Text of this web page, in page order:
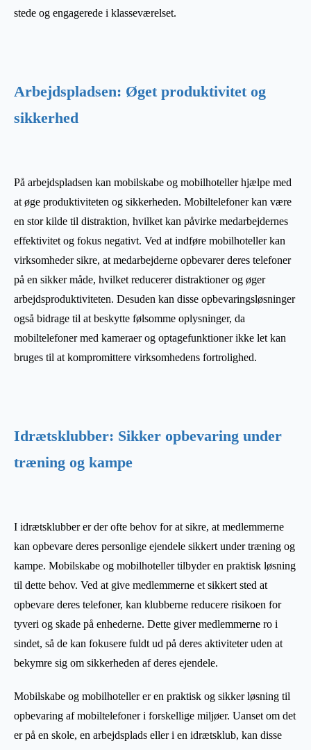
stede og engagerede i klasseværelset.
Arbejdspladsen: Øget produktivitet og
sikkerhed
På arbejdspladsen kan mobilskabe og mobilhoteller hjælpe med
at øge produktiviteten og sikkerheden. Mobiltelefoner kan være
en stor kilde til distraktion, hvilket kan påvirke medarbejdernes
effektivitet og fokus negativt. Ved at indføre mobilhoteller kan
virksomheder sikre, at medarbejderne opbevarer deres telefoner
på en sikker måde, hvilket reducerer distraktioner og øger
arbejdsproduktiviteten. Desuden kan disse opbevaringsløsninger
også bidrage til at beskytte følsomme oplysninger, da
mobiltelefoner med kameraer og optagefunktioner ikke let kan
bruges til at kompromittere virksomhedens fortrolighed.
Idrætsklubber: Sikker opbevaring under
træning og kampe
I idrætsklubber er der ofte behov for at sikre, at medlemmerne
kan opbevare deres personlige ejendele sikkert under træning og
kampe. Mobilskabe og mobilhoteller tilbyder en praktisk løsning
til dette behov. Ved at give medlemmerne et sikkert sted at
opbevare deres telefoner, kan klubberne reducere risikoen for
tyveri og skade på enhederne. Dette giver medlemmerne ro i
sindet, så de kan fokusere fuldt ud på deres aktiviteter uden at
bekymre sig om sikkerheden af deres ejendele.
Mobilskabe og mobilhoteller er en praktisk og sikker løsning til
opbevaring af mobiltelefoner i forskellige miljøer. Uanset om det
er på en skole, en arbejdsplads eller i en idrætsklub, kan disse